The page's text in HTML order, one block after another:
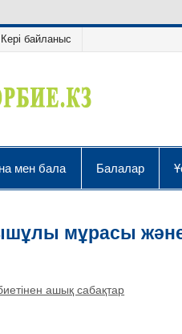
Кері байланыс
мен бала Балалар
мұрасы
ашық сабақтар